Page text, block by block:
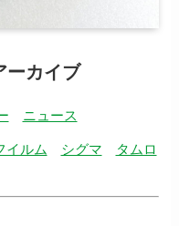
ーカイブ
ニュース
イルム シグマ
タムロ